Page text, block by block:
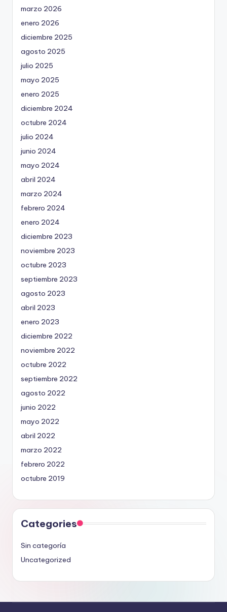
marzo 2026
enero 2026
diciembre 2025
agosto 2025
julio 2025
mayo 2025
enero 2025
diciembre 2024
octubre 2024
julio 2024
junio 2024
mayo 2024
abril 2024
marzo 2024
febrero 2024
enero 2024
diciembre 2023
noviembre 2023
octubre 2023
septiembre 2023
agosto 2023
abril 2023
enero 2023
diciembre 2022
noviembre 2022
octubre 2022
septiembre 2022
agosto 2022
junio 2022
mayo 2022
abril 2022
marzo 2022
febrero 2022
octubre 2019
Categories
Sin categoría
Uncategorized